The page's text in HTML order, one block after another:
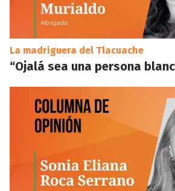
La madriguera del Tlacuache
“Ojalá sea una persona